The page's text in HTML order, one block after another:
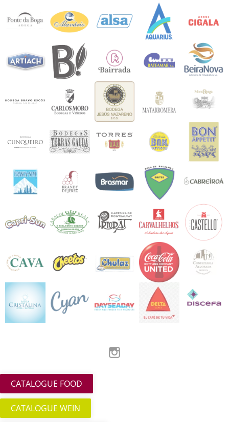
CATALOGUE FOOD
CATALOGUE WEIN